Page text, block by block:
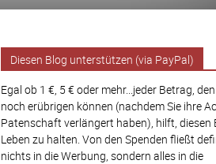
Diesen Blog unterstützen (via PayPal)
Egal ob 1 €, 5 € oder mehr...jeder Betrag,
noch erübrigen können (nachdem Sie ihre
Patenschaft verlängert haben), hilft, diesen
Leben zu halten. Von den Spenden fließt
nichts in die Werbung, sondern alles in die